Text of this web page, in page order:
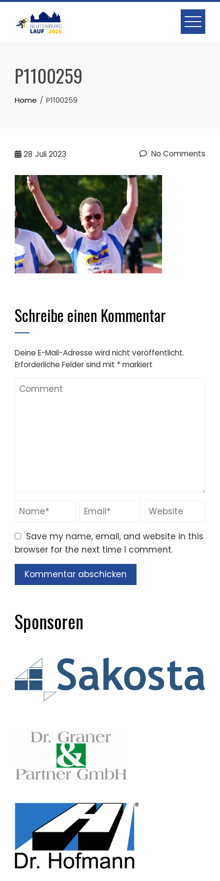
Skip
content
P1100259
Home P1100259
28 Juli 2023 No Comments
Schreibe einen Kommentar
Deine E-Mail-Adresse wird nicht veröffentlicht.
Erforderliche Felder sind mit *markiert
Save my name, email, and website in this
browser for the next time I comment.
Sponsoren